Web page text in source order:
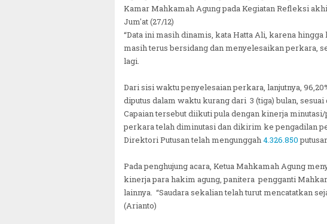
Kamar Mahkamah Agung pada Kegiatan Refleksi
Jum'at (27/12)
“Data ini masih dinamis, kata Hatta Ali, karena
masih terus bersidang dan menyelesaikan perkara,
lagi.
Dari sisi waktu penyelesaian perkara, lanjutnya,
diputus dalam waktu kurang dari 3 (tiga) bulan,
Capaian tersebut diikuti pula dengan kinerja
perkara telah diminutasi dan dikirim ke pengadilan
Direktori Putusan telah mengunggah4.326.850
Pada penghujung acara, Ketua Mahkamah Agung
kinerja para hakim agung, panitera pengganti
lainnya. “Saudara sekalian telah turut mencatatkan
(Arianto)